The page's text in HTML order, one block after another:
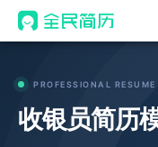
AI 生成简历
PROFESSIONAL
收银员简历